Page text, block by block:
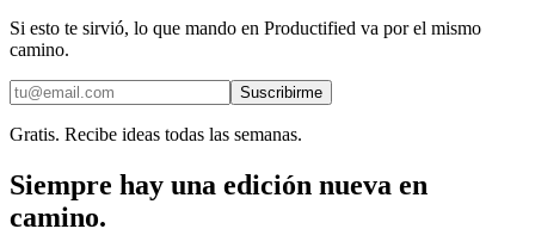
Si esto te sirvió, lo que mando en Productified va por el mismo
camino.
Suscribirme
Gratis. Recibe ideas todas las semanas.
Siempre hay una edición nueva en
camino.